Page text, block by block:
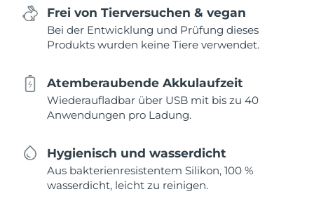
Frei von Tierversuchen & vegan
Bei der Entwicklung und Prüfung dieses
Produkts wurden keine Tiere verwendet.
Atemberaubende Akkulaufzeit
Wiederaufladbar über USB mit bis zu 40
Anwendungen pro Ladung.
Hygienisch und wasserdicht
Aus bakterienresistentem Silikon, 100 %
wasserdicht, leicht zu reinigen.